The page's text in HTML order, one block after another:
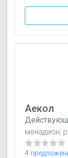
Аекол
менадион,
4